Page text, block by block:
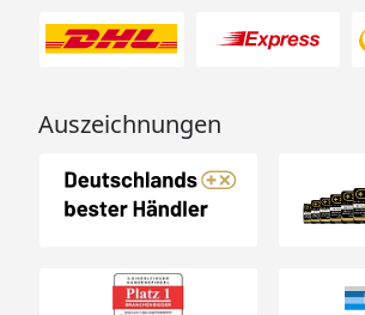
Auszeichnungen